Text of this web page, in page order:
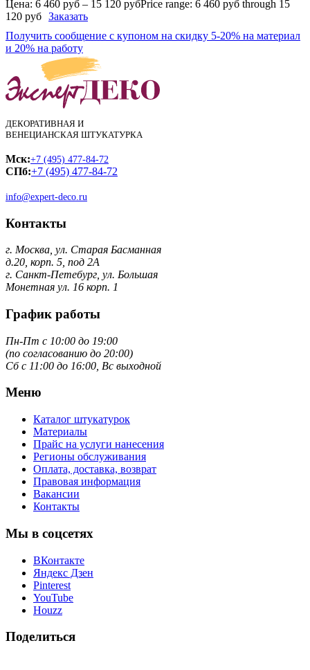
Цена: 6 460 руб – 15 120 рубPrice range: 6 460 руб through 15
120 руб Заказать
Получить сообщение с купоном на скидку 5-20% на материал
и 20% на работу
ДЕКОРАТИВНАЯ И
ВЕНЕЦИАНСКАЯ ШТУКАТУРКА
Мск:+7 (495) 477-84-72
СПб:+7 (495) 477-84-72
info@expert-deco.ru
Контакты
г. Москва, ул. Старая Басманная
д.20, корп. 5, под 2А
г. Санкт-Петебург, ул. Большая
Монетная ул. 16 корп. 1
График работы
Пн-Пт с 10:00 до 19:00
(по согласованию до 20:00)
Сб с 11:00 до 16:00, Вс выходной
Меню
Каталог штукатурок
Материалы
Прайс на услуги нанесения
Регионы обслуживания
Оплата, доставка, возврат
Правовая информация
Вакансии
Контакты
Мы в соцсетях
ВКонтакте
Яндекс Дзен
Pinterest
YouTube
Houzz
Поделиться